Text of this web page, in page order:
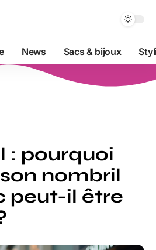
News Sacs & bijoux
: pourquoi
nombril
peut-il être